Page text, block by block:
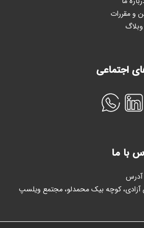
و مقررات
وبلاگ
اجتماعی
با ما
آدرس
آزادی، کوچه بیک محمدلو، مجتمع ویلسپ